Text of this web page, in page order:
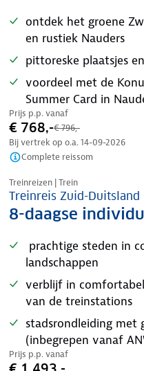
ontdek het groene
en rustiek Nauders
pittoreske plaatsjes
voordeel met de
Summer Card in
Prijs p.p. vanaf
€ 768,-€ 796,-
Bij vertrek op o.a. 14-09-2026
Complete reissom
Treinreizen | Trein
Treinreis Zuid-Duitsland
8-daagse
prachtige steden in
landschappen
verblijf in
van de treinstations
stadsrondleiding met
(inbegrepen vanaf
Prijs p.p. vanaf